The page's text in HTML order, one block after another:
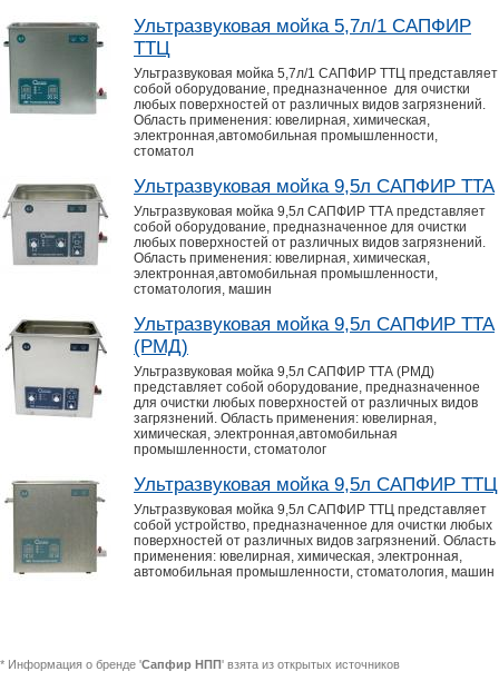
Ультразвуковая мойка 5,7л/1 САПФИР
ТТЦ
Ультразвуковая мойка 5,7л/1 САПФИР ТТЦ представляет
собой оборудование, предназначенное для очистки
любых поверхностей от различных видов загрязнений.
Область применения: ювелирная, химическая,
электронная,автомобильная промышленности,
стоматол
Ультразвуковая мойка 9,5л САПФИР ТТА
Ультразвуковая мойка 9,5л САПФИР ТТА представляет
собой оборудование, предназначенное для очистки
любых поверхностей от различных видов загрязнений.
Область применения: ювелирная, химическая,
электронная,автомобильная промышленности,
стоматология, машин
Ультразвуковая мойка 9,5л САПФИР ТТА
(РМД)
Ультразвуковая мойка 9,5л САПФИР ТТА (РМД)
представляет собой оборудование, предназначенное
для очистки любых поверхностей от различных видов
загрязнений. Область применения: ювелирная,
химическая, электронная,автомобильная
промышленности, стоматолог
Ультразвуковая мойка 9,5л САПФИР ТТЦ
Ультразвуковая мойка 9,5л САПФИР ТТЦ представляет
собой устройство, предназначенное для очистки любых
поверхностей от различных видов загрязнений. Область
применения: ювелирная, химическая, электронная,
автомобильная промышленности, стоматология, машин
* Информация о бренде 'Сапфир НПП' взята из открытых источников